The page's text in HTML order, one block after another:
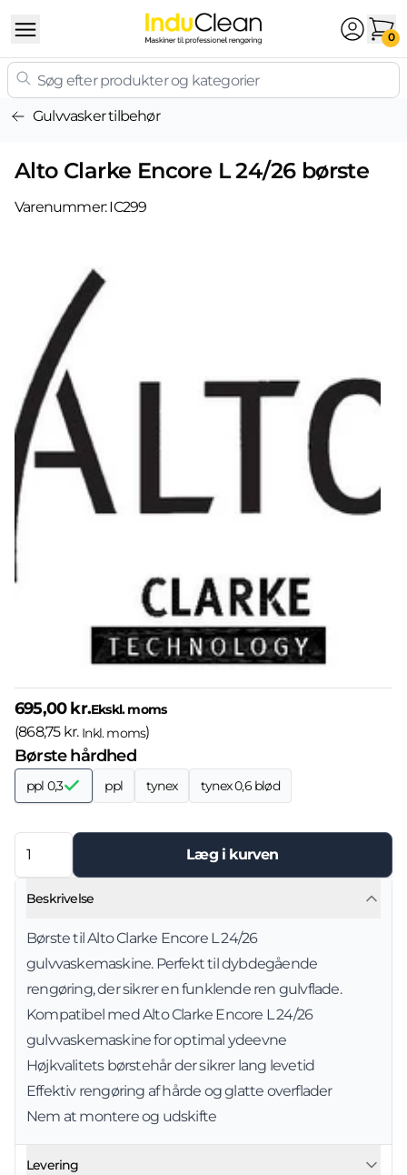
0
Gulvvasker tilbehør
Alto Clarke Encore L 24/26 børste
Varenummer:IC299
695,00 kr.Ekskl. moms
(868,75 kr. Inkl. moms)
Børste hårdhed
ppl 0,3 ppl tynex tynex 0,6 blød
Læg i kurven
Beskrivelse
Børste til Alto Clarke Encore L 24/26
gulvvaskemaskine. Perfekt til dybdegående
rengøring, der sikrer en funklende ren gulvflade.
Kompatibel med Alto Clarke Encore L 24/26
gulvvaskemaskine for optimal ydeevne
Højkvalitets børstehår der sikrer lang levetid
Effektiv rengøring af hårde og glatte overflader
Nem at montere og udskifte
Levering